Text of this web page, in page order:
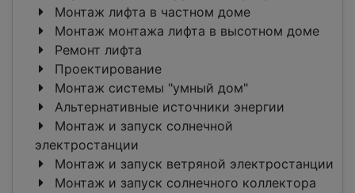
Монтаж лифта в частном доме
Монтаж монтажа лифта в высотном доме
Ремонт лифта
Проектирование
Монтаж системы "умный дом"
Альтернативные источники энергии
Монтаж и запуск солнечной
электростанции
Монтаж и запуск ветряной электростанции
Монтаж и запуск солнечного коллектора